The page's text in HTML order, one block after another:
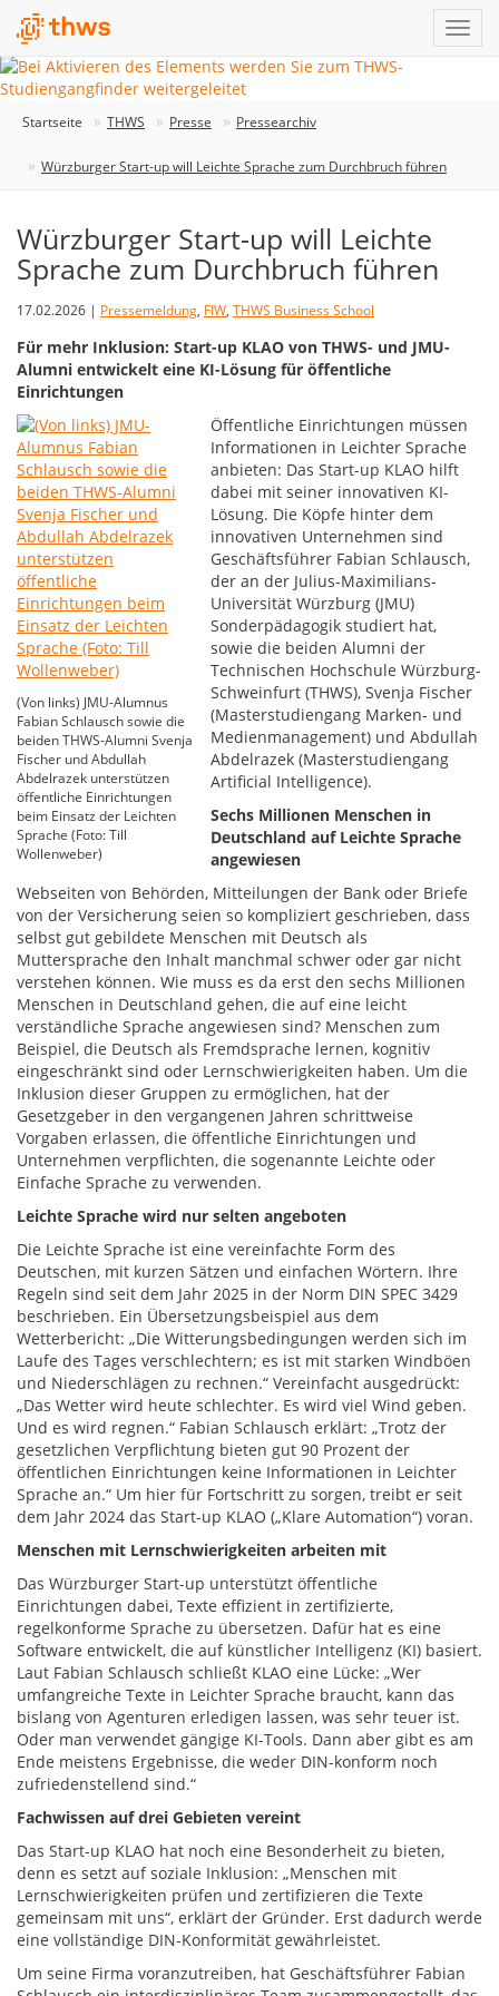
Startseite THWS Presse Pressearchiv
Würzburger Start-up will Leichte Sprache zum Durchbruch führen
Würzburger Start-up will Leichte
Sprache zum Durchbruch führen
17.02.2026 | Pressemeldung, FIW, THWS Business School
Für mehr Inklusion: Start-up KLAO von THWS- und JMU-
Alumni entwickelt eine KI-Lösung für öffentliche
Einrichtungen
(Von links) JMU-Alumnus
Fabian Schlausch sowie die
beiden THWS-Alumni Svenja
Fischer und Abdullah
Abdelrazek unterstützen
öffentliche Einrichtungen
beim Einsatz der Leichten
Sprache (Foto: Till
Wollenweber)
Öffentliche Einrichtungen müssen
Informationen in Leichter Sprache
anbieten: Das Start-up KLAO hilft
dabei mit seiner innovativen KI-
Lösung. Die Köpfe hinter dem
innovativen Unternehmen sind
Geschäftsführer Fabian Schlausch,
der an der Julius-Maximilians-
Universität Würzburg (JMU)
Sonderpädagogik studiert hat,
sowie die beiden Alumni der
Technischen Hochschule Würzburg-
Schweinfurt (THWS), Svenja Fischer
(Masterstudiengang Marken- und
Medienmanagement) und Abdullah
Abdelrazek (Masterstudiengang
Artificial Intelligence).
Sechs Millionen Menschen in
Deutschland auf Leichte Sprache
angewiesen
Webseiten von Behörden, Mitteilungen der Bank oder Briefe
von der Versicherung seien so kompliziert geschrieben, dass
selbst gut gebildete Menschen mit Deutsch als
Muttersprache den Inhalt manchmal schwer oder gar nicht
verstehen können. Wie muss es da erst den sechs Millionen
Menschen in Deutschland gehen, die auf eine leicht
verständliche Sprache angewiesen sind? Menschen zum
Beispiel, die Deutsch als Fremdsprache lernen, kognitiv
eingeschränkt sind oder Lernschwierigkeiten haben. Um die
Inklusion dieser Gruppen zu ermöglichen, hat der
Gesetzgeber in den vergangenen Jahren schrittweise
Vorgaben erlassen, die öffentliche Einrichtungen und
Unternehmen verpflichten, die sogenannte Leichte oder
Einfache Sprache zu verwenden.
Leichte Sprache wird nur selten angeboten
Die Leichte Sprache ist eine vereinfachte Form des
Deutschen, mit kurzen Sätzen und einfachen Wörtern. Ihre
Regeln sind seit dem Jahr 2025 in der Norm DIN SPEC 3429
beschrieben. Ein Übersetzungsbeispiel aus dem
Wetterbericht: „Die Witterungsbedingungen werden sich im
Laufe des Tages verschlechtern; es ist mit starken Windböen
und Niederschlägen zu rechnen.“ Vereinfacht ausgedrückt:
„Das Wetter wird heute schlechter. Es wird viel Wind geben.
Und es wird regnen.“ Fabian Schlausch erklärt: „Trotz der
gesetzlichen Verpflichtung bieten gut 90 Prozent der
öffentlichen Einrichtungen keine Informationen in Leichter
Sprache an.“ Um hier für Fortschritt zu sorgen, treibt er seit
dem Jahr 2024 das Start-up KLAO („Klare Automation“) voran.
Menschen mit Lernschwierigkeiten arbeiten mit
Das Würzburger Start-up unterstützt öffentliche
Einrichtungen dabei, Texte effizient in zertifizierte,
regelkonforme Sprache zu übersetzen. Dafür hat es eine
Software entwickelt, die auf künstlicher Intelligenz (KI) basiert.
Laut Fabian Schlausch schließt KLAO eine Lücke: „Wer
umfangreiche Texte in Leichter Sprache braucht, kann das
bislang von Agenturen erledigen lassen, was sehr teuer ist.
Oder man verwendet gängige KI-Tools. Dann aber gibt es am
Ende meistens Ergebnisse, die weder DIN-konform noch
zufriedenstellend sind.“
Fachwissen auf drei Gebieten vereint
Das Start-up KLAO hat noch eine Besonderheit zu bieten,
denn es setzt auf soziale Inklusion: „Menschen mit
Lernschwierigkeiten prüfen und zertifizieren die Texte
gemeinsam mit uns“, erklärt der Gründer. Erst dadurch werde
eine vollständige DIN-Konformität gewährleistet.
Um seine Firma voranzutreiben, hat Geschäftsführer Fabian